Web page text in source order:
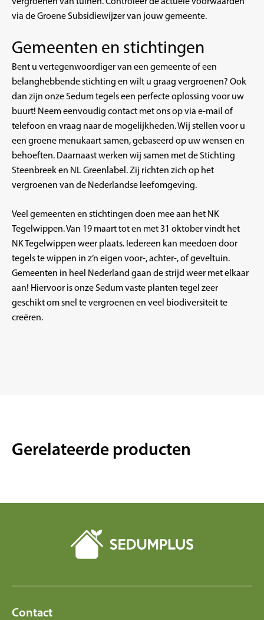
via deGroene Subsidiewijzervan jouw gemeente.
Gemeenten en stichtingen
Bent u vertegenwoordiger van een gemeente of een
belanghebbende stichting en wilt u graag vergroenen? Ook
dan zijn onze Sedum tegels een perfecte oplossing voor uw
buurt! Neem eenvoudig contact met ons op via e-mail of
telefoon en vraag naar de mogelijkheden. Wij stellen voor u
een groene menukaart samen, gebaseerd op uw wensen en
behoeften. Daarnaast werken wij samen met de Stichting
Steenbreek en NL Greenlabel. Zij richten zich op het
vergroenen van de Nederlandse leefomgeving.
Veel gemeenten en stichtingen doen mee aan het NK
Tegelwippen. Van 19 maart tot en met 31 oktober vindt het
NK Tegelwippen weer plaats. Iedereen kan meedoen door
tegels te wippen in z’n eigen voor-, achter-, of geveltuin.
Gemeenten in heel Nederland gaan de strijd weer met elkaar
aan! Hiervoor is onze Sedum vaste planten tegel zeer
geschikt om snel te vergroenen en veel biodiversiteit te
creëren.
Gerelateerde producten
Contact